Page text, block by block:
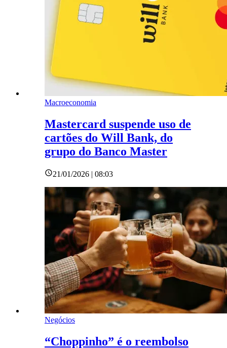
Macroeconomia
Mastercard suspende uso de
cartões do Will Bank, do
grupo do Banco Master
21/01/2026 | 08:03
Negócios
“Choppinho” é o reembolso